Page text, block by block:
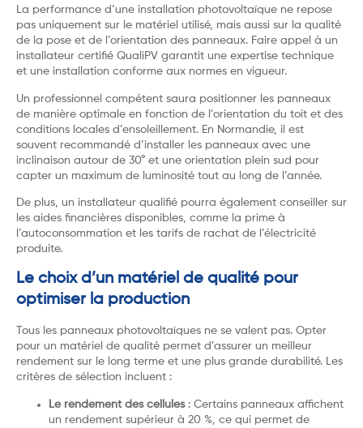
La performance d’une installation photovoltaïque ne repose
pas uniquement sur le matériel utilisé, mais aussi sur la qualité
de la pose et de l’orientation des panneaux. Faire appel à un
installateur certifié QualiPV garantit une expertise technique
et une installation conforme aux normes en vigueur.
Un professionnel compétent saura positionner les panneaux
de manière optimale en fonction de l’orientation du toit et des
conditions locales d’ensoleillement. En Normandie, il est
souvent recommandé d’installer les panneaux avec une
inclinaison autour de 30° et une orientation plein sud pour
capter un maximum de luminosité tout au long de l’année.
De plus, un installateur qualifié pourra également conseiller sur
les aides financières disponibles, comme la prime à
l’autoconsommation et les tarifs de rachat de l’électricité
produite.
Le choix d’un matériel de qualité pour
optimiser la production
Tous les panneaux photovoltaïques ne se valent pas. Opter
pour un matériel de qualité permet d’assurer un meilleur
rendement sur le long terme et une plus grande durabilité. Les
critères de sélection incluent :
Le rendement des cellules: Certains panneaux affichent
un rendement supérieur à 20 %, ce qui permet de